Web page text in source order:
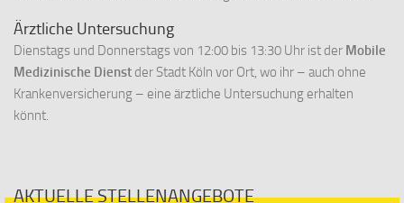
Ärztliche Untersuchung
Dienstags und Donnerstags von 12:00 bis 13:30 Uhr ist der Mobile
Medizinische Dienst der Stadt Köln vor Ort, wo ihr – auch ohne
Krankenversicherung – eine ärztliche Untersuchung erhalten
könnt.
AKTUELLE STELLENANGEBOTE